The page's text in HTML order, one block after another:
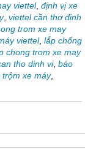
viettel, định vị xe
, viettel cần thơ định
trom xe may
viettel, lắp chống
chong trom xe may
tho dinh vi, báo
trộm xe máy,